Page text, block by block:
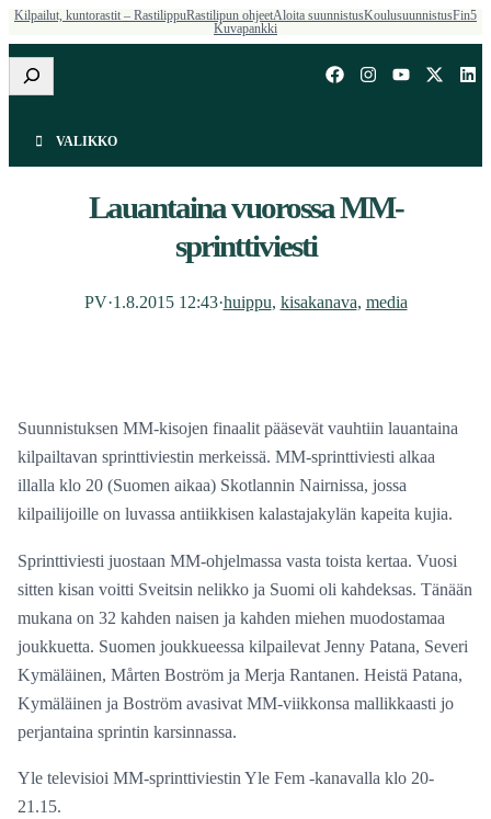
Kilpailut, kuntorastit – RastilippuRastilipun ohjeetAloita suunnistusKoulusuunnistusFin5
Kuvapankki
Etsi
VALIKKO
Lauantaina vuorossa MM-
sprinttiviesti
PV·1.8.2015 12:43·huippu, kisakanava, media
Suunnistuksen MM-kisojen finaalit pääsevät vauhtiin lauantaina
kilpailtavan sprinttiviestin merkeissä. MM-sprinttiviesti alkaa
illalla klo 20 (Suomen aikaa) Skotlannin Nairnissa, jossa
kilpailijoille on luvassa antiikkisen kalastajakylän kapeita kujia.
Sprinttiviesti juostaan MM-ohjelmassa vasta toista kertaa. Vuosi
sitten kisan voitti Sveitsin nelikko ja Suomi oli kahdeksas. Tänään
mukana on 32 kahden naisen ja kahden miehen muodostamaa
joukkuetta. Suomen joukkueessa kilpailevat Jenny Patana, Severi
Kymäläinen, Mårten Boström ja Merja Rantanen. Heistä Patana,
Kymäläinen ja Boström avasivat MM-viikkonsa mallikkaasti jo
perjantaina sprintin karsinnassa.
Yle televisioi MM-sprinttiviestin Yle Fem -kanavalla klo 20-
21.15.